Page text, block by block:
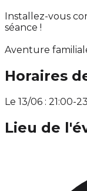
Installez-vous
séance !
Aventure
Horaires
Le 13/06 : 21:00-
Lieu de